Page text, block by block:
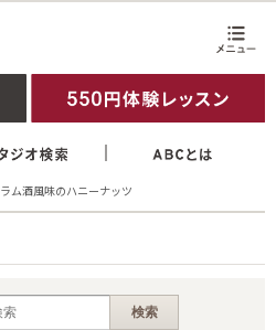
ラム酒風味のハニーナッツ